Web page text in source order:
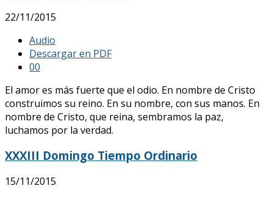
22/11/2015
Audio
Descargar en PDF
00
El amor es más fuerte que el odio. En nombre de Cristo
construimos su reino. En su nombre, con sus manos. En
nombre de Cristo, que reina, sembramos la paz,
luchamos por la verdad.
XXXIII Domingo Tiempo Ordinario
15/11/2015